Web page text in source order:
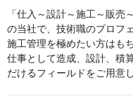
「仕入～設計～施工～販売
の当社で、技術職のプロフ
施工管理を極めたい方はも
仕事として造成、設計、積
だけるフィールドをご用意